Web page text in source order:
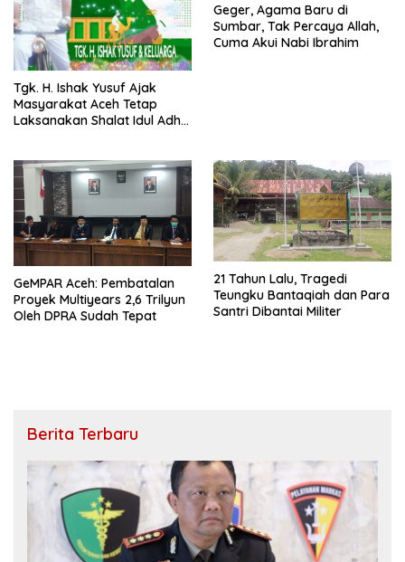
Tgk. H. Ishak Yusuf Ajak
Masyarakat Aceh Tetap
Laksanakan Shalat Idul Adha
Geger, Agama Baru di
Sumbar, Tak Percaya Allah,
Cuma Akui Nabi Ibrahim
GeMPAR Aceh: Pembatalan
Proyek Multiyears 2,6 Trilyun
Oleh DPRA Sudah Tepat
21 Tahun Lalu, Tragedi
Teungku Bantaqiah dan Para
Santri Dibantai Militer
Berita Terbaru